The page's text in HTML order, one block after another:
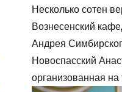
Несколько сотен
Вознесенский
Андрея
Новоспасский
организованная